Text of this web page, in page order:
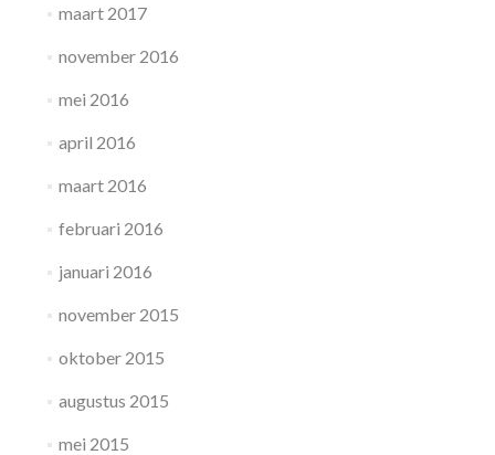
maart 2017
november 2016
mei 2016
april 2016
maart 2016
februari 2016
januari 2016
november 2015
oktober 2015
augustus 2015
mei 2015